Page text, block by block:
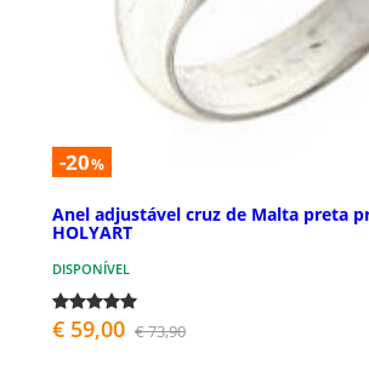
-20%
Anel adjustável cruz de Malta preta
HOLYART
DISPONÍVEL
€ 59,00 € 73,90